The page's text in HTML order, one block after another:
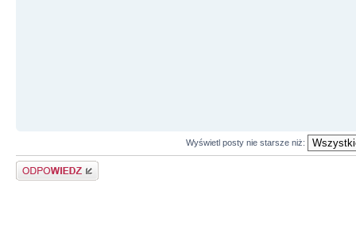
Wyświetl posty nie starsze niż:
Odpowiedz